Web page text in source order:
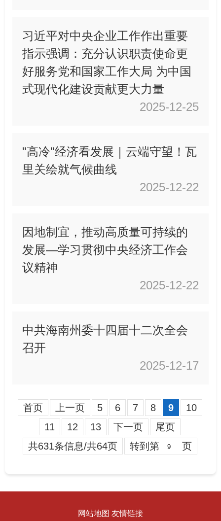
2025-12-25
习近平对中央企业工作作出重要
指示强调：充分认识职责使命更
好服务党和国家工作大局 为中国
式现代化建设贡献更大力量
2025-12-22
"高冷"经济看发展｜云端守望！瓦
里关绘就气候曲线
2025-12-22
因地制宜，推动高质量可持续的
发展—学习贯彻中央经济工作会
议精神
2025-12-17
中共海南州委十四届十二次全会
召开
首页 上一页 5 6 7 8 9
10
11
12 13 下一页
尾页
共631条信息/共64页
转到第 页
网站地图 友情链接